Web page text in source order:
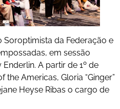
da Federação e
em sessão
A partir de 1º de
Americas, Gloria “Ginger”
Heyse Ribas o cargo de